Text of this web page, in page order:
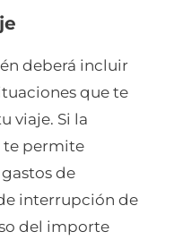
deberá incluir
que te
viaje. Si la
te permite
de
interrupción de
del importe